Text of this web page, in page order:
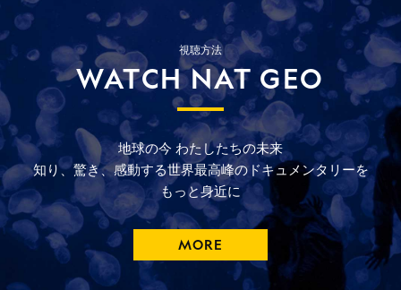
視聴方法
WATCH NAT GEO
地球の今 わたしたちの未来
知り、驚き、感動する世界最高峰のドキュメンタリーを
もっと身近に
MORE